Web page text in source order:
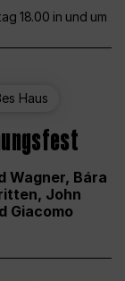
18.00 in und um
Haus
Wagner, Bára
John
Giacomo